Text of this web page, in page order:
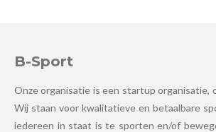
B-Sport
Onze organisatie is een startup organisatie,
Wij staan voor kwalitatieve en betaalbare
iedereen in staat is te sporten en/of